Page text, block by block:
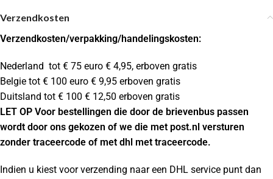
Verzendkosten
Verzendkosten/verpakking/handelingskosten:
Nederland tot € 75 euro € 4,95, erboven gratis
Belgie tot € 100 euro € 9,95 erboven gratis
Duitsland tot € 100 € 12,50 erboven gratis
LET OP Voor bestellingen die door de brievenbus passen
wordt door ons gekozen of we die met post.nl versturen
zonder traceercode of met dhl met traceercode.
Indien u kiest voor verzending naar een DHL service punt dan